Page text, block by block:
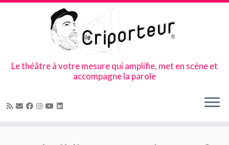
Le théâtre à votre mesure qui amplifie, met en scène et
accompagne la parole